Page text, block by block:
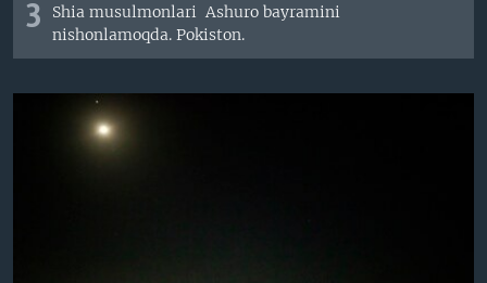
3
Shia musulmonlari Ashuro bayramini
nishonlamoqda. Pokiston.